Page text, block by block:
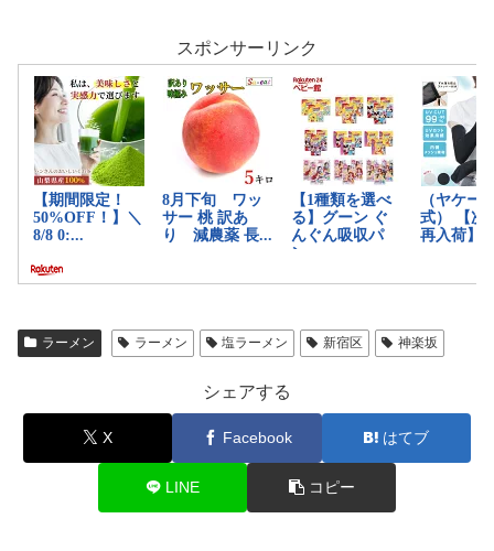
スポンサーリンク
ラーメン ラーメン 塩ラーメン 新宿区 神楽坂
シェアする
X Facebook はてブ
LINE コピー